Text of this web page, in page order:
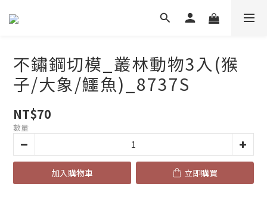
不鏽鋼切模_叢林動物3入(猴
子/大象/鱷魚)_8737S
NT$70
數量
加入購物車 立即購買